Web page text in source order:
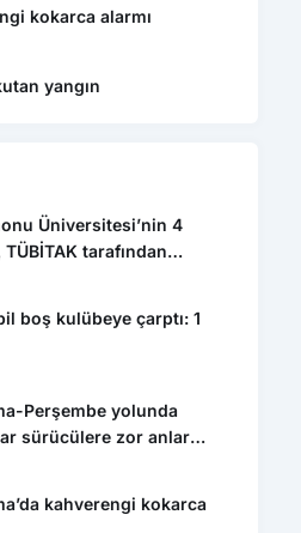
kokarca alarmı
yangın
Üniversitesi’nin 4
tarafından
boş kulübeye çarptı: 1
Perşembe yolunda
sürücülere zor anlar
kahverengi kokarca